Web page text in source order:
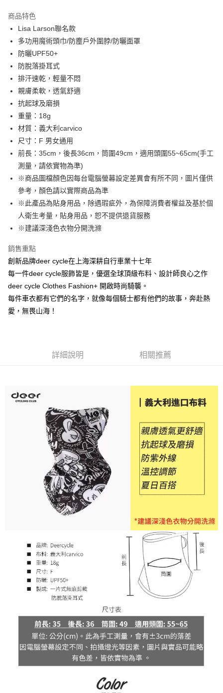
Apple Pay
街口支付
悠遊付
Google Pay
全盈+PAY
大哥付你分期
相關說明
【大哥付你分期使用說明】
1.本服務由台灣大哥大提供，台灣大哥大用戶可立即使用無須另外申請。
流程，驗證手機門號後，選擇欲分期的期數、繳款截止日，確認付款後即完
成交易。
3.實際核准額度、可分期數及費用金額請依後續交易確認頁面所載為準。
4.訂單成立30分鐘內，如未前往確認交易或遇審核未通過，訂單將自動取
消。如遇「轉專審核」未通過狀況，表示未達大哥付你分期系統評分，恕無
法說明評估內容。
1.分期款項不併入電信帳單，「大哥付你分期」於每月結算日後寄送繳費提
2.透過簡訊連結打開帳單後，可選擇「超商條碼／台灣大直營門市／銀行轉
帳／街口支付／iPASS MONEY」等通路繳費。
【注意事項】
1.本服務係由「台灣大哥大股份有限公司」（以下簡稱本公司）所提供，讓
用戶於交易時，得透過本服務購買商品或服務，並由商店將買賣／分期付款
買賣價金債權讓與本公司後，依約使用本公司帳單繳交帳款。
2.基於同意付款使用「大哥付你分期」之契約關係目的，商店將以您的個人
AFTEE先享後付
相關說明
AFTEE先享後付是「在收到商品之後才付款」的支付方式。 讓您購物簡單
便利好安心！
１．簡單：不需註冊會員、不需綁卡、不需儲值。
２．便利：只要手機號碼，簡訊認證，即可結帳。
３．安心：先確認商品／服務後，再付款。
１．於結帳方式選擇「AFTEE先享後付」後，將跳轉至「AFTEE先享後付」
結帳頁面，進行簡訊認證並確認金額後，即可完成結帳。
２．訂單成立數日內，您將收到繳費通知簡訊。
３．收到繳費通知簡訊後14天內，點擊此簡訊中的連結，可透過四大超商／
※ 請注意：結帳手續完成當下不需立刻繳費，但若您需要取消訂單，請聯絡
購買商品的店家。未經商家同意取消之訂單仍視為有效，需透過AFTEE先享
後付繳納相關費用。
※ 交易是否成功請以「AFTEE先享後付 」之結帳頁面顯示為準，若有關於
https://aftee.tw/terms/#terms3
３．未成年的使用者請事先徵得法定代理人或監護人之同意方可使用
「AFTEE先享後付」，若未經同意申辦者引起之損失，本公司不負相關責
４．使用「AFTEE先享後付」時，將依據個別帳號之用戶狀況，依本公司即
時審查核予不同之上限額度；若仍有額度不足之情形，本公司將視審查結果
請求用戶進行身份認證。
５．嚴禁一人註冊多個帳號或使用他人資訊註冊。若發現惡意使用之情形，
恩沛科技股份有限公司將有權停止該用戶之使用額度並採取法律行動。
ATM付款
運送方式
全家取貨付款
全家純取貨
每筆NT$60，滿NT$998(含以上)免運費
7-11取貨付款
每筆NT$60，滿NT$998(含以上)免運費
7-11純取貨
商品特色
Lisa Larson聯名款
多功用魔術頭巾/防塵戶外圍脖/防曬面罩
防曬UPF50+
防脫落掛耳式
排汗速乾，輕量不悶
親膚柔軟，透氣舒適
抗起球及磨損
重量：18g
材質：義大利carvico
尺寸：F 男女通用
前長：35cm，後長36cm，筒圍49cm，適用頭圍55~65cm(手工
測量，請依實物為準)
※商品圖檔顏色因每台電腦螢幕設定差異會有所不同，圖片僅供
參考，顏色請以實際商品為準
※此產品為貼身用品，除遇瑕疵外，為保障消費者權益及基於個
人衛生考量，貼身用品，恕不提供退貨服務
※建議深淺色衣物分開洗滌
銷售重點
創新品牌deer cycle在上海深耕自行車業十七年
每一件deer cycle服飾皆是，優選全球頂級布料、設計師良心之作
deer cycle Clothes Fashion+ 開啟時尚騎襲。
每件車衣都有它們的名字，就像每個騎士都有他們的故事，奔赴熱
愛，無畏山海！
詳細說明 相關推薦